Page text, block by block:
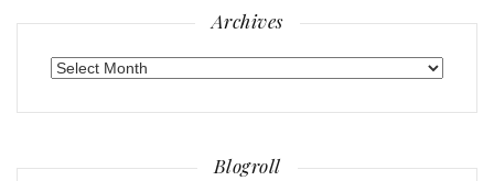
Archives
Archives
Blogroll